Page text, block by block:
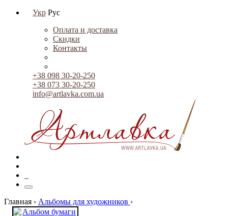
Укр Рус
Оплата и доставка
Скидки
Контакты
+38 098 30-20-250
+38 073 30-20-250
info@artlavka.com.ua
Главная › Альбомы для художников ›